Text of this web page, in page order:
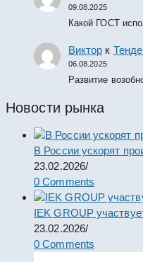
09.08.2025
Какой ГОСТ
Виктор к
06.08.2025
Развитие
Новости рынка
В России ускорят
23.02.2026/
0 Comments
IEK GROUP
23.02.2026/
0 Comments